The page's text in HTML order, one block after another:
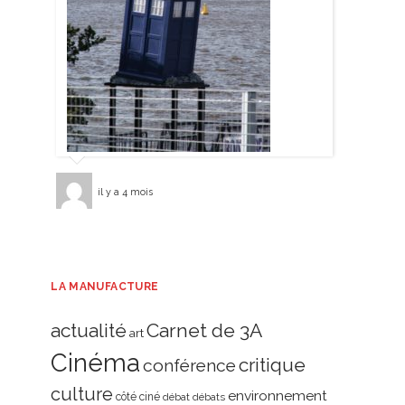
il y a 4 mois
LA MANUFACTURE
actualité art Carnet de 3A
Cinémaconférencecritique
culture côté ciné débat débats environnement